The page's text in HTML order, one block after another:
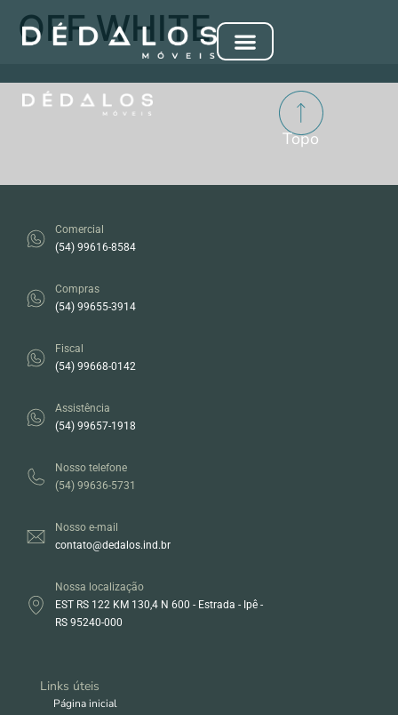
OFF WHITE
Topo
Comercial
(54) 99616-8584
Compras
(54) 99655-3914
Fiscal
(54) 99668-0142
Assistência
(54) 99657-1918
Nosso telefone
(54) 99636-5731
Nosso e-mail
contato@dedalos.ind.br
Nossa localização
EST RS 122 KM 130,4 N 600 - Estrada - Ipê -
RS 95240-000
Links úteis
Página inicial